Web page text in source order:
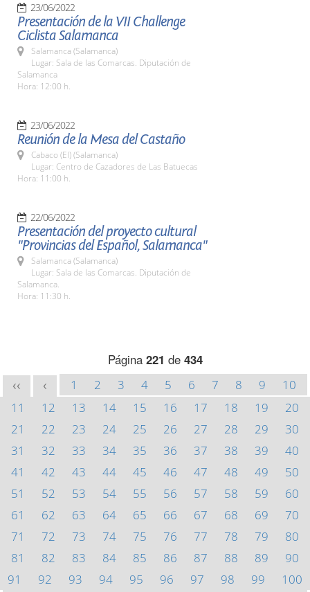
23/06/2022
Presentación de la VII Challenge
Ciclista Salamanca
Salamanca (Salamanca)
Lugar: Sala de las Comarcas. Diputación de
Salamanca
Hora: 12:00 h.
23/06/2022
Reunión de la Mesa del Castaño
Cabaco (El) (Salamanca)
Lugar: Centro de Cazadores de Las Batuecas
Hora: 11:00 h.
22/06/2022
Presentación del proyecto cultural
"Provincias del Español, Salamanca"
Salamanca (Salamanca)
Lugar: Sala de las Comarcas. Diputación de
Salamanca.
Hora: 11:30 h.
Página 221 de 434
<< < 1 2 3 4 5 6 7 8 9
10
11
12 13 14 15 16 17 18 19
20
21
22 23 24 25 26 27 28 29
30
31
32 33 34 35 36 37 38 39
40
41
42 43 44 45 46 47 48 49
50
51
52 53 54 55 56 57 58 59
60
61
62 63 64 65 66 67 68 69
70
71
72 73 74 75 76 77 78 79
80
81
82 83 84 85 86 87 88 89
90
91
92 93 94 95 96 97 98 99
100